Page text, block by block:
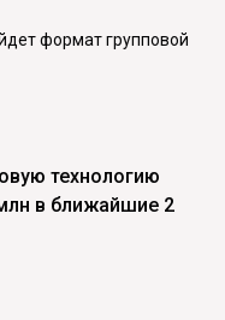
формат групповой
технологию
в ближайшие 2